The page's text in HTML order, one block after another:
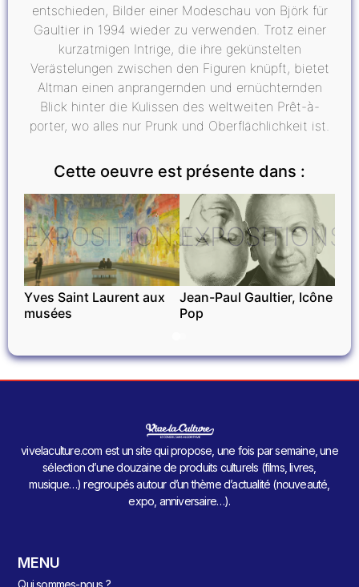
entschieden, Bilder einer Modeschau von Björk für
Gaultier in 1994 wieder zu verwenden. Trotz einer
kurzatmigen Intrige, die ihre gekünstelten
Verästelungen zwischen den Figuren knüpft, bietet
Altman einen anprangernden und ernüchternden
Blick hinter die Kulissen des weltweiten Prêt-à-
porter, wo alles nur Prunk und Oberflächlichkeit ist.
Cette oeuvre est présente dans :
EXPOSITIONS
Yves Saint Laurent aux
musées
EXPOSITIONS
Jean-Paul Gaultier, Icône
Pop
vivelaculture.com est un site qui propose, une fois par semaine, une
sélection d’une douzaine de produits culturels (films, livres,
musique…) regroupés autour d’un thème d’actualité (nouveauté,
expo, anniversaire…).
MENU
Qui sommes-nous ?